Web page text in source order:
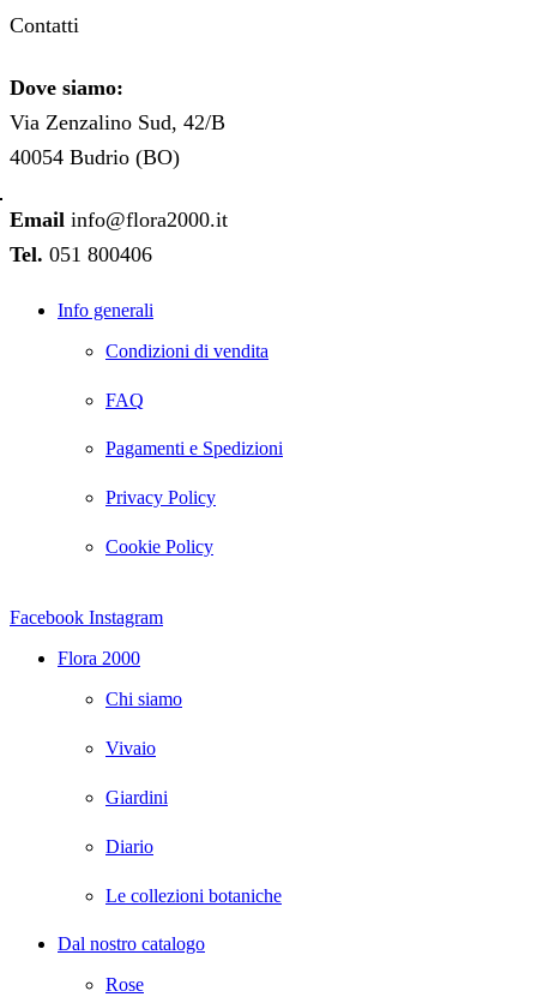
Contatti
Dove siamo:
Via Zenzalino Sud, 42/B
40054 Budrio (BO)
Email info@flora2000.it
Tel. 051 800406
Info generali
Condizioni di vendita
FAQ
Pagamenti e Spedizioni
Privacy Policy
Cookie Policy
Facebook Instagram
Flora 2000
Chi siamo
Vivaio
Giardini
Diario
Le collezioni botaniche
Dal nostro catalogo
Rose